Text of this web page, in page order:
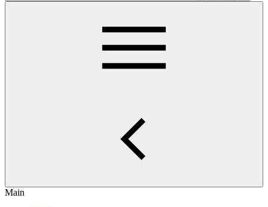
Main